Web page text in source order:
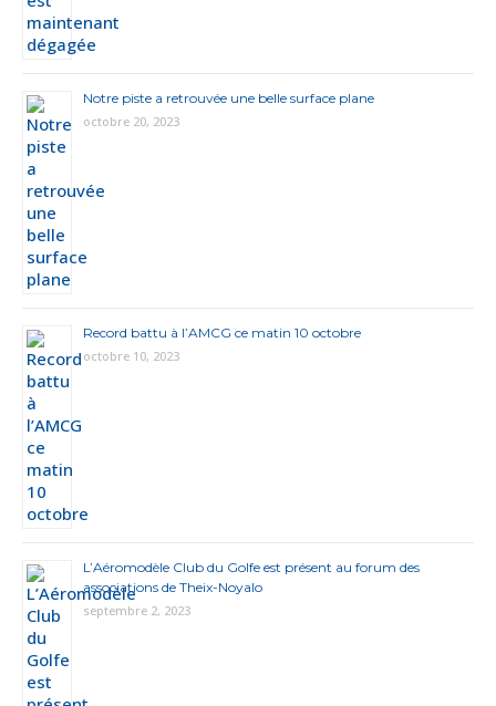
Notre piste a retrouvée une belle surface plane
octobre 20, 2023
Record battu à l’AMCG ce matin 10 octobre
octobre 10, 2023
L’Aéromodèle Club du Golfe est présent au forum des
associations de Theix-Noyalo
septembre 2, 2023